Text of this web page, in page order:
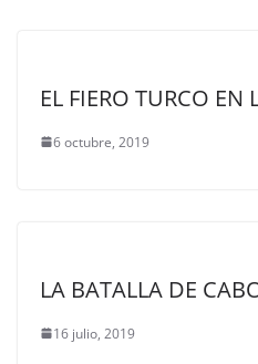
EL FIERO TURCO EN
6 octubre, 2019
LA BATALLA DE
16 julio, 2019